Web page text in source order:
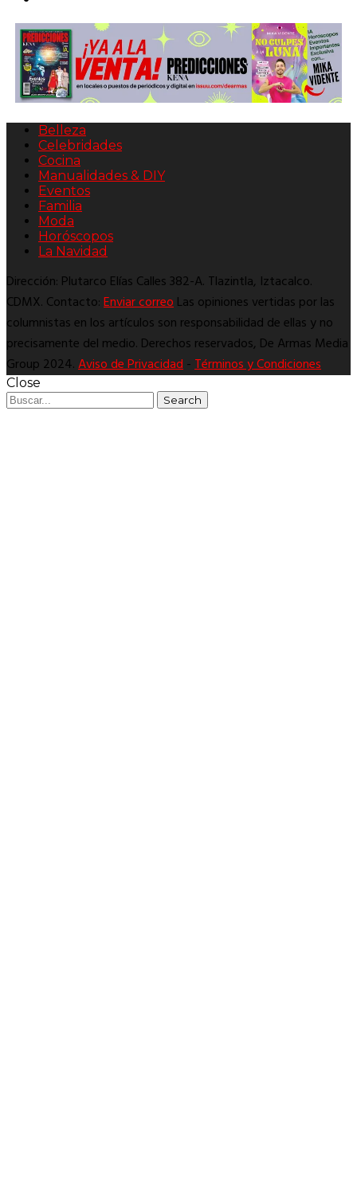
Belleza
Celebridades
Cocina
Manualidades & DIY
Eventos
Familia
Moda
Horóscopos
La Navidad
Dirección: Plutarco Elías Calles 382-A. Tlazintla, Iztacalco.
CDMX. Contacto:Enviar correoLas opiniones vertidas por las
columnistas en los artículos son responsabilidad de ellas y no
precisamente del medio. Derechos reservados, De Armas Media
Group 2024.Aviso de Privacidad-Términos y Condiciones
Close